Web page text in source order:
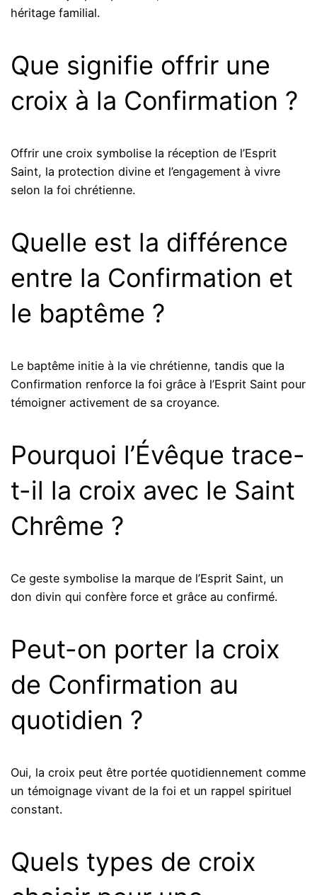
héritage familial.
Que signifie offrir une
croix à la Confirmation ?
Offrir une croix symbolise la réception de l’Esprit
Saint, la protection divine et l’engagement à vivre
selon la foi chrétienne.
Quelle est la différence
entre la Confirmation et
le baptême ?
Le baptême initie à la vie chrétienne, tandis que la
Confirmation renforce la foi grâce à l’Esprit Saint pour
témoigner activement de sa croyance.
Pourquoi l’Évêque trace-
t-il la croix avec le Saint
Chrême ?
Ce geste symbolise la marque de l’Esprit Saint, un
don divin qui confère force et grâce au confirmé.
Peut-on porter la croix
de Confirmation au
quotidien ?
Oui, la croix peut être portée quotidiennement comme
un témoignage vivant de la foi et un rappel spirituel
constant.
Quels types de croix